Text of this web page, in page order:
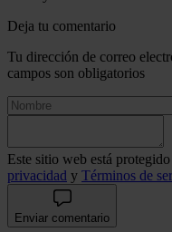
Deja tu comentario
Tu dirección de correo
campos son obligatorios
Este sitio web está
privacidad y Términos de
Enviar comentario